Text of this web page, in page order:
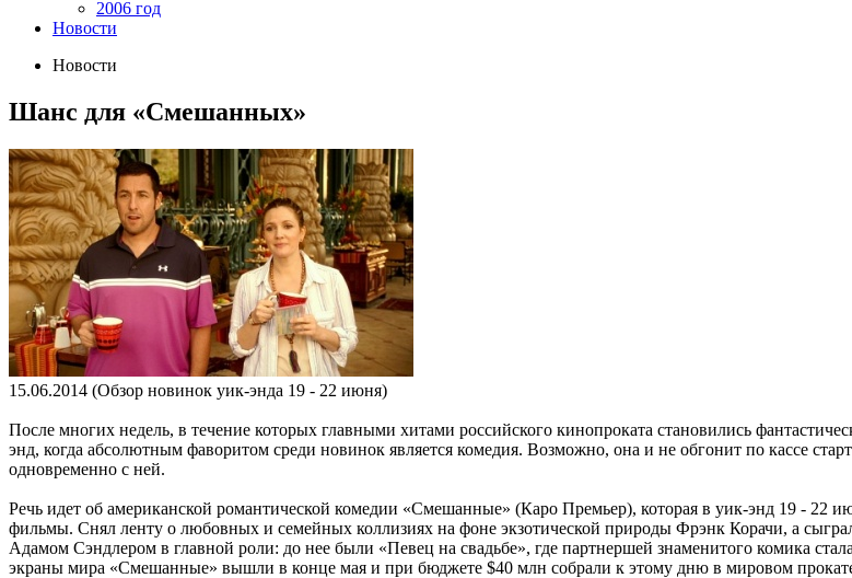
2006 год
Новости
Новости
Шанс для «Смешанных»
15.06.2014 (Обзор новинок уик-энда 19 - 22 июня)
После многих недель, в течение которых главными хитами российского кинопроката становились
энд, когда абсолютным фаворитом среди новинок является комедия. Возможно, она и не обгонит по кассе
одновременно с ней.
Речь идет об американской романтической комедии «Смешанные» (Каро Премьер), которая в уик-энд 19 - 22
фильмы. Снял ленту о любовных и семейных коллизиях на фоне экзотической природы Фрэнк Корачи, а
Адамом Сэндлером в главной роли: до нее были «Певец на свадьбе», где партнершей знаменитого комика
экраны мира «Смешанные» вышли в конце мая и при бюджете $40 млн собрали к этому дню в мировом